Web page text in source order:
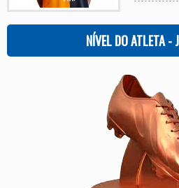
NÍVEL DO ATLETA -